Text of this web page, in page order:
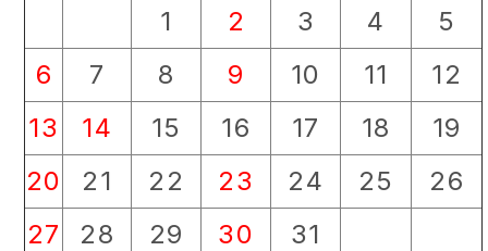
1
2 3 4
5
6
7 8 9 10 11
12
13
14 15 16 17 18
19
20
21 22 23 24 25
26
27
28 29 30 31